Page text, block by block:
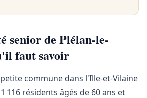
senior de Plélan-le-
faut savoir
commune dans l'Ille-et-Vilaine
116 résidents âgés de 60 ans et